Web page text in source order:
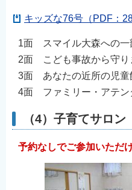
キッズな76号（PDF：
1面 スマイル大森への一
2面 こども事故から守り
3面 あなたの近所の児童
4面 ファミリー・アテン
（4）子育てサロ
予約なしでご参加いただけ